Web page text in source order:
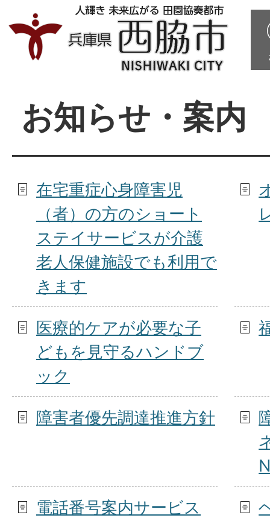
お知らせ・案内
在宅重症心身障害児
（者）の方のショート
ステイサービスが介護
老人保健施設でも利用で
きます
医療的ケアが必要な子
どもを見守るハンドブ
ック
障害者優先調達推進方針
電話番号案内サービス